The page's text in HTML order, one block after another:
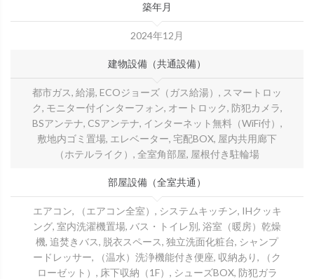
築年月
2024年12月
建物設備（共通設備）
都市ガス, 給湯, ECOジョーズ（ガス給湯）, スマートロッ
ク, モニター付インターフォン, オートロック, 防犯カメラ,
BSアンテナ, CSアンテナ, インターネット無料（WiFi付）,
敷地内ゴミ置場, エレベーター, 宅配BOX, 屋内共用廊下
（ホテルライク）, 全室角部屋, 屋根付き駐輪場
部屋設備（全室共通）
エアコン, （エアコン全室）, システムキッチン, IHクッキ
ング, 室内洗濯機置場, バス・トイレ別, 浴室（暖房）乾燥
機, 追焚きバス, 脱衣スペース, 独立洗面化粧台, シャンプ
ードレッサー, （温水）洗浄機能付き便座, 収納あり, （ク
ローゼット）, 床下収納（1F）, シューズBOX, 防犯ガラ